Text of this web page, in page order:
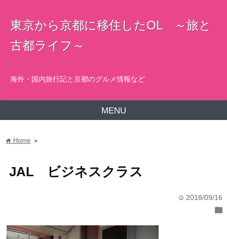
東京から京都に移住したOL ～旅と
古都ライフ～
海外・国内旅行記と京都のグルメ情報など
MENU
home Home »
JAL ビジネスクラス
time 2018/09/16
folder